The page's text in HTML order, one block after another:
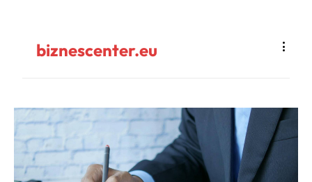
biznescenter.eu